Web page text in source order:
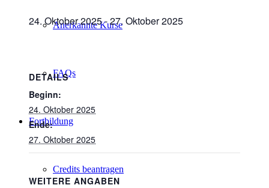
Anerkannte Kurse
FAQs
Fortbildung
Credits beantragen
24. Oktober 2025-27. Oktober 2025
DETAILS
Beginn:
24. Oktober 2025
Ende:
27. Oktober 2025
WEITERE ANGABEN